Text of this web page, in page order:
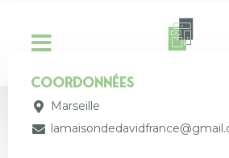
coordonnées
Marseille